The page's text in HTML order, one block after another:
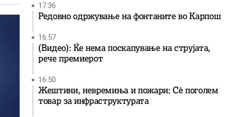
17:36
Редовно одржување на фонтаните во Карпош
16:57
(Видео): Ќе нема поскапување на струјата,
рече премиерот
16:50
Жештини, невремиња и пожари: Сè поголем
товар за инфраструктурата